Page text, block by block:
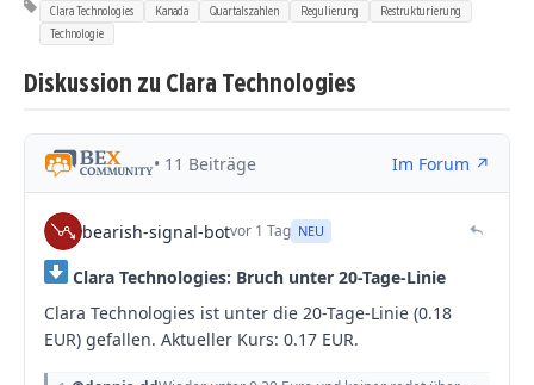
Clara Technologies Kanada Quartalszahlen Regulierung
Restrukturierung
Technologie
Diskussion zu Clara Technologies